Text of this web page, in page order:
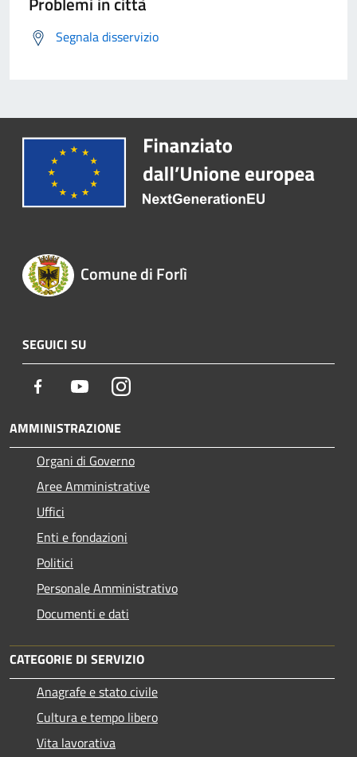
Segnala disservizio
Comune di Forlì
SEGUICI SU
Facebook YoutubeInstagram
AMMINISTRAZIONE
Organi di Governo
Aree Amministrative
Uffici
Enti e fondazioni
Politici
Personale Amministrativo
Documenti e dati
CATEGORIE DI SERVIZIO
Anagrafe e stato civile
Cultura e tempo libero
Vita lavorativa